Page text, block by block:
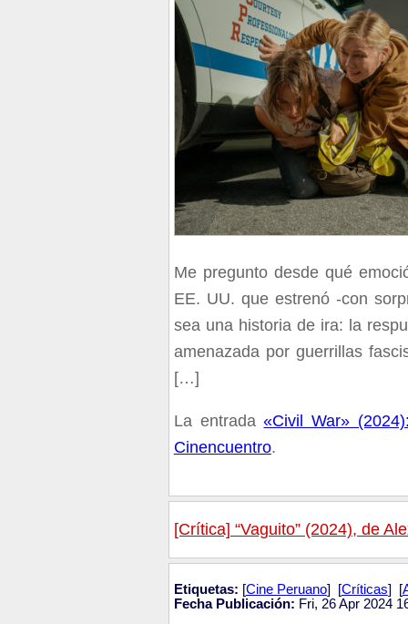
Me pregunto desde qué
EE. UU. que estrenó -con
sea una historia de ira: la
amenazada por guerrillas
[…]
La entrada«Civil War»
Cinencuentro.
[Crítica] “Vaguito” (2024), de
Etiquetas: [Cine Peruano] [Críticas] [
Fecha Publicación: Fri, 26 Apr 2024